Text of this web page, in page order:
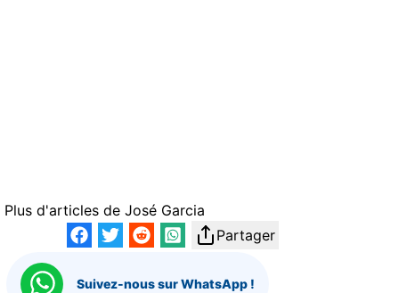
Plus d'articles de José Garcia
Partager
Suivez-nous sur WhatsApp !